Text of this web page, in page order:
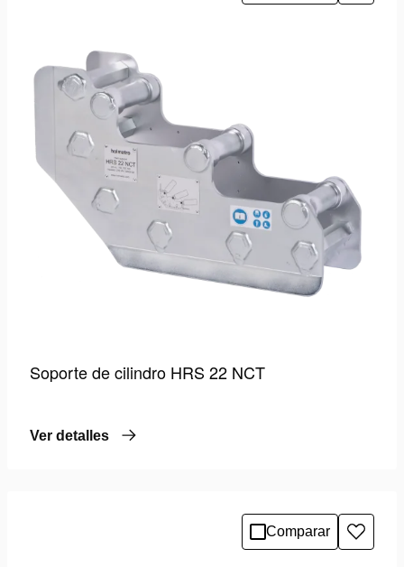
a
Soporte de cilindro HRS 22 NCT
Ver detalles
Comparar
Añadir
a